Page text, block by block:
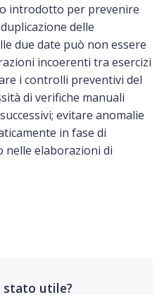
introdotto per prevenire
delle
due date può non essere
incoerenti tra esercizi
i controlli preventivi del
di verifiche manuali
evitare anomalie
in fase di
elaborazioni di
utile?